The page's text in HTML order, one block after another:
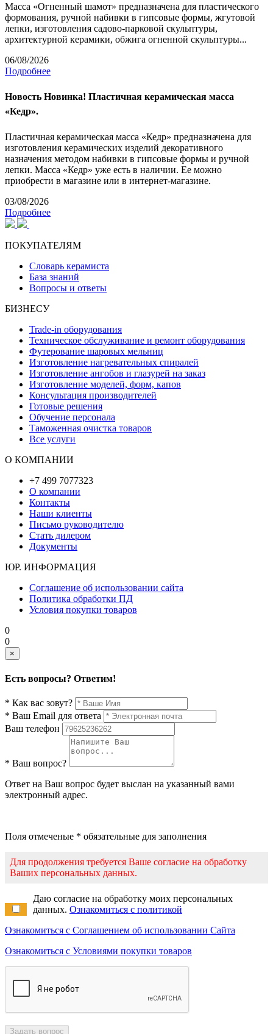
Масса «Огненный шамот» предназначена для пластического
формования, ручной набивки в гипсовые формы, жгутовой
лепки, изготовления садово-парковой скульптуры,
архитектурной керамики, обжига огненной скульптуры...
06/08/2026
Подробнее
Новость Новинка! Пластичная керамическая масса
«Кедр».
Пластичная керамическая масса «Кедр» предназначена для
изготовления керамических изделий декоративного
назначения методом набивки в гипсовые формы и ручной
лепки. Масса «Кедр» уже есть в наличии. Ее можно
приобрести в магазине или в интернет-магазине.
03/08/2026
Подробнее
ПОКУПАТЕЛЯМ
Словарь керамиста
База знаний
Вопросы и ответы
БИЗНЕСУ
Trade-in оборудования
Техническое обслуживание и ремонт оборудования
Футерование шаровых мельниц
Изготовление нагревательных спиралей
Изготовление ангобов и глазурей на заказ
Изготовление моделей, форм, капов
Консультация производителей
Готовые решения
Обучение персонала
Таможенная очистка товаров
Все услуги
О КОМПАНИИ
+7 499 7077323
О компании
Контакты
Наши клиенты
Письмо руководителю
Стать дилером
Документы
ЮР. ИНФОРМАЦИЯ
Соглашение об использовании сайта
Политика обработки ПД
Условия покупки товаров
0
0
×
Есть вопросы? Ответим!
* Как вас зовут?
* Ваш Email для ответа
Ваш телефон
* Ваш вопрос?
Ответ на Ваш вопрос будет выслан на указанный вами
электронный адрес.
Поля отмеченые * обязательные для заполнения
Для продолжения требуется Ваше согласие на обработку
Ваших персональных данных.
Даю согласие на обработку моих персональных
данных. Ознакомиться с политикой
Ознакомиться с Соглашением об использовании Сайта
Ознакомиться с Условиями покупки товаров
Задать вопрос